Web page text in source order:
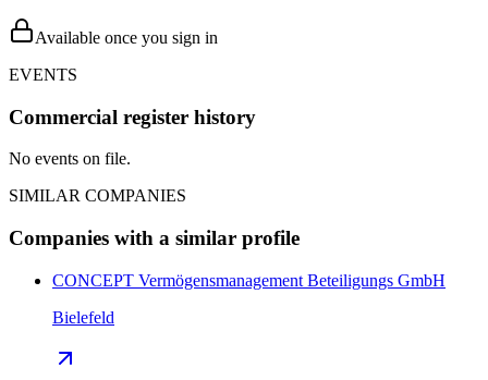
Available once you sign in
EVENTS
Commercial register history
No events on file.
SIMILAR COMPANIES
Companies with a similar profile
CONCEPT Vermögensmanagement Beteiligungs GmbH
Bielefeld